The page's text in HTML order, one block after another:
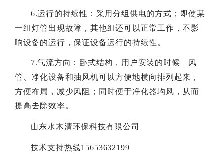
6.运行的持续性：采用分组供电的方式；即使某
一组灯管出现故障，其他组还可以正常工作，不影
响设备的运行，保证设备运行的持续性。
7.气流方向：卧式结构，用户安装的时候，风
管、净化设备和抽风机可以方便地横向排列起来，
方便布局，减少风阻；同时便于净化器均风，从而
提高去除效率。
山东水木清环保科技有限公司
技术支持热线15653632199